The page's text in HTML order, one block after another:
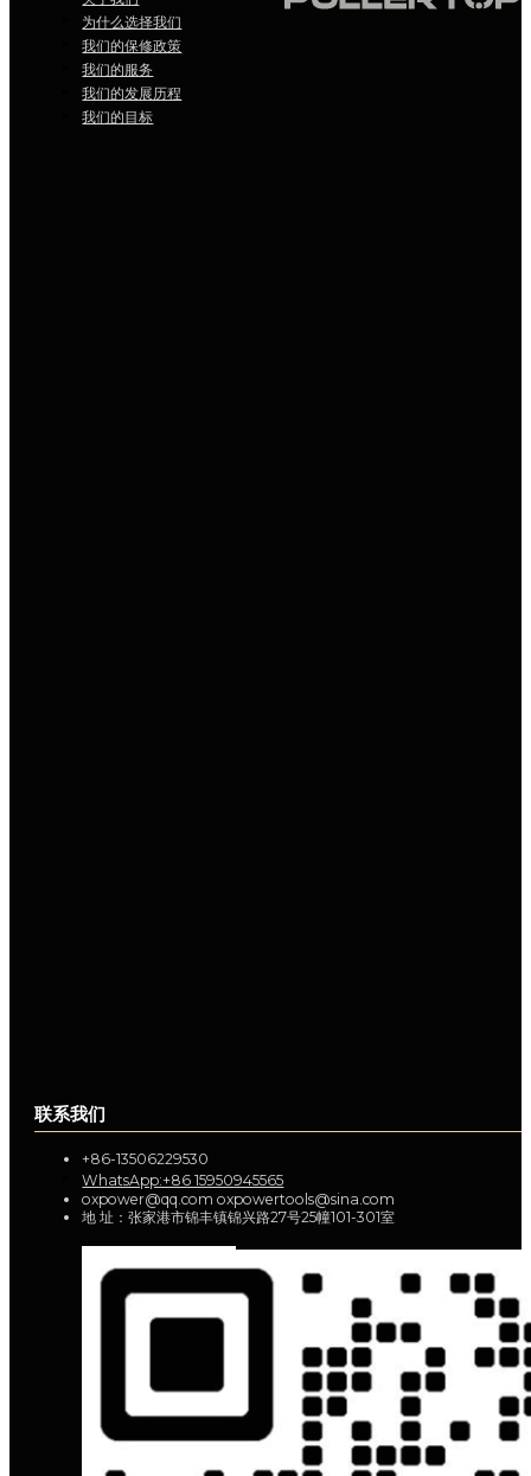
为什么选择我们
我们的保修政策
我们的服务
我们的发展历程
我们的目标
联系我们
+86-13506229530
WhatsApp:+86 15950945565
oxpower@qq.com oxpowertools@sina.com
地 址：张家港市锦丰镇锦兴路27号25幢101-301室